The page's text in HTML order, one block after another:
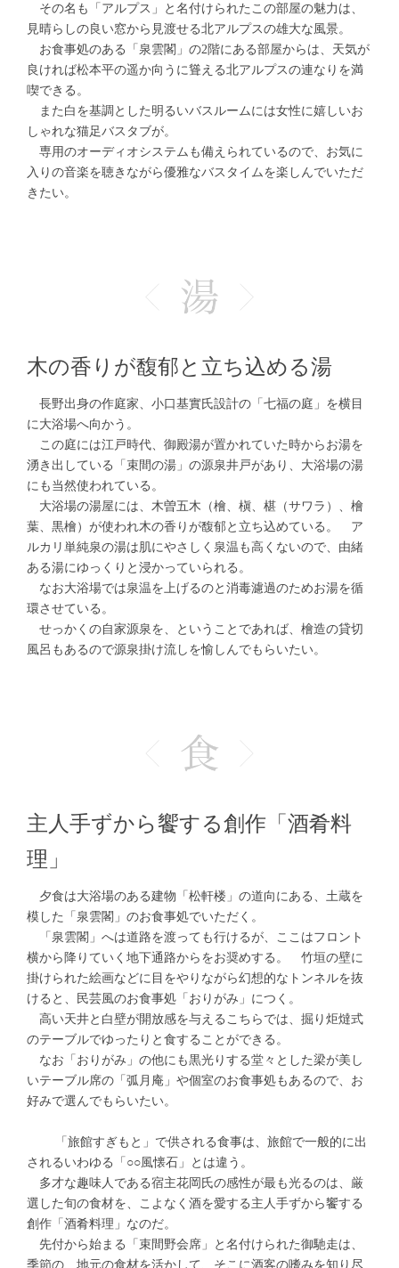
その名も「アルプス」と名付けられたこの部屋の魅力は、
見晴らしの良い窓から見渡せる北アルプスの雄大な風景。
お食事処のある「泉雲閣」の2階にある部屋からは、天気が
良ければ松本平の遥か向うに聳える北アルプスの連なりを満
喫できる。
また白を基調とした明るいバスルームには女性に嬉しいお
しゃれな猫足バスタブが。
専用のオーディオシステムも備えられているので、お気に
入りの音楽を聴きながら優雅なバスタイムを楽しんでいただ
きたい。
木の香りが馥郁と立ち込める湯
長野出身の作庭家、小口基實氏設計の「七福の庭」を横目
に大浴場へ向かう。
この庭には江戸時代、御殿湯が置かれていた時からお湯を
湧き出している「束間の湯」の源泉井戸があり、大浴場の湯
にも当然使われている。
大浴場の湯屋には、木曽五木（檜、槇、椹（サワラ）、檜
葉、黒檜）が使われ木の香りが馥郁と立ち込めている。 ア
ルカリ単純泉の湯は肌にやさしく泉温も高くないので、由緒
ある湯にゆっくりと浸かっていられる。
なお大浴場では泉温を上げるのと消毒濾過のためお湯を循
環させている。
せっかくの自家源泉を、ということであれば、檜造の貸切
風呂もあるので源泉掛け流しを愉しんでもらいたい。
主人手ずから饗する創作「酒肴料
理」
夕食は大浴場のある建物「松軒楼」の道向にある、土蔵を
模した「泉雲閣」のお食事処でいただく。
「泉雲閣」へは道路を渡っても行けるが、ここはフロント
横から降りていく地下通路からをお奨めする。 竹垣の壁に
掛けられた絵画などに目をやりながら幻想的なトンネルを抜
けると、民芸風のお食事処「おりがみ」につく。
高い天井と白壁が開放感を与えるこちらでは、掘り炬燵式
のテーブルでゆったりと食することができる。
なお「おりがみ」の他にも黒光りする堂々とした梁が美し
いテーブル席の「弧月庵」や個室のお食事処もあるので、お
好みで選んでもらいたい。
「旅館すぎもと」で供される食事は、旅館で一般的に出
されるいわゆる「○○風懐石」とは違う。
多才な趣味人である宿主花岡氏の感性が最も光るのは、厳
選した旬の食材を、こよなく酒を愛する主人手ずから饗する
創作「酒肴料理」なのだ。
先付から始まる「束間野会席」と名付けられた御馳走は、
季節の、地元の食材を活かして、そこに酒客の嗜みを知り尽